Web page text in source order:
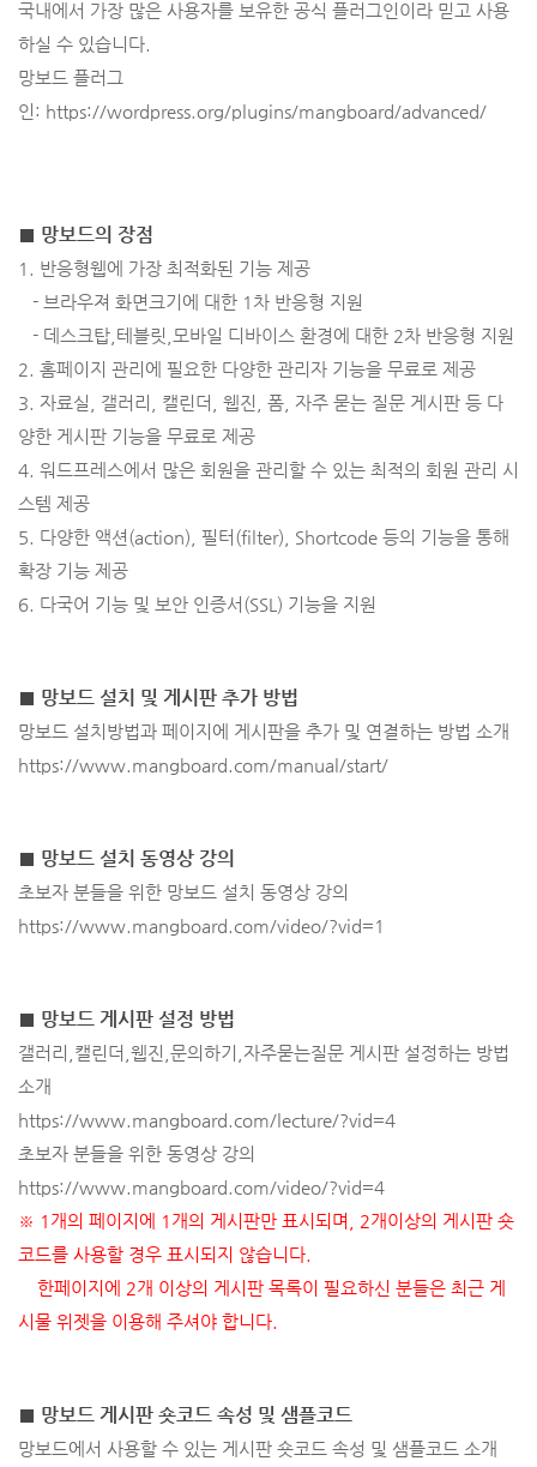
국내에서 가장 많은 사용자를 보유한 공식 플러그인이라 믿고 사용
하실 수 있습니다.
망보드 플러그
인: https://wordpress.org/plugins/mangboard/advanced/
■ 망보드의 장점
1. 반응형웹에 가장 최적화된 기능 제공
- 브라우져 화면크기에 대한 1차 반응형 지원
- 데스크탑,테블릿,모바일 디바이스 환경에 대한 2차 반응형 지원
2. 홈페이지 관리에 필요한 다양한 관리자 기능을 무료로 제공
3. 자료실, 갤러리, 캘린더, 웹진, 폼, 자주 묻는 질문 게시판 등 다
양한 게시판 기능을 무료로 제공
4. 워드프레스에서 많은 회원을 관리할 수 있는 최적의 회원 관리 시
스템 제공
5. 다양한 액션(action), 필터(filter), Shortcode 등의 기능을 통해
확장 기능 제공
6. 다국어 기능 및 보안 인증서(SSL) 기능을 지원
■ 망보드 설치 및 게시판 추가 방법
망보드 설치방법과 페이지에 게시판을 추가 및 연결하는 방법 소개
https://www.mangboard.com/manual/start/
■ 망보드 설치 동영상 강의
초보자 분들을 위한 망보드 설치 동영상 강의
https://www.mangboard.com/video/?vid=1
■ 망보드 게시판 설정 방법
갤러리,캘린더,웹진,문의하기,자주묻는질문 게시판 설정하는 방법
소개
https://www.mangboard.com/lecture/?vid=4
초보자 분들을 위한 동영상 강의
https://www.mangboard.com/video/?vid=4
※ 1개의 페이지에 1개의 게시판만 표시되며, 2개이상의 게시판 숏
코드를 사용할 경우 표시되지 않습니다.
한페이지에 2개 이상의 게시판 목록이 필요하신 분들은 최근 게
시물 위젯을 이용해 주셔야 합니다.
■ 망보드 게시판 숏코드 속성 및 샘플코드
망보드에서 사용할 수 있는 게시판 숏코드 속성 및 샘플코드 소개